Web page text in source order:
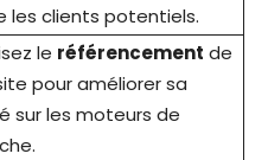
les clients potentiels.
le référencement de
pour améliorer sa
sur les moteurs de